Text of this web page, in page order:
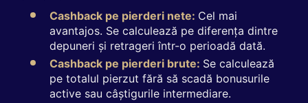
Cashback pe pierderi nete: Cel mai
avantajos. Se calculează pe diferența dintre
depuneri și retrageri într-o perioadă dată.
Cashback pe pierderi brute: Se calculează
pe totalul pierzut fără să scadă bonusurile
active sau câștigurile intermediare.